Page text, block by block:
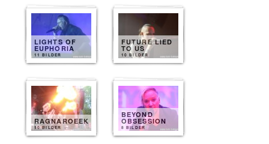
LIGHTS OF
EUPHORIA
11 BILDER
FUTURE LIED
TO US
10 BILDER
RAGNAROEEK
10 BILDER
BEYOND
OBSESSION
8 BILDER